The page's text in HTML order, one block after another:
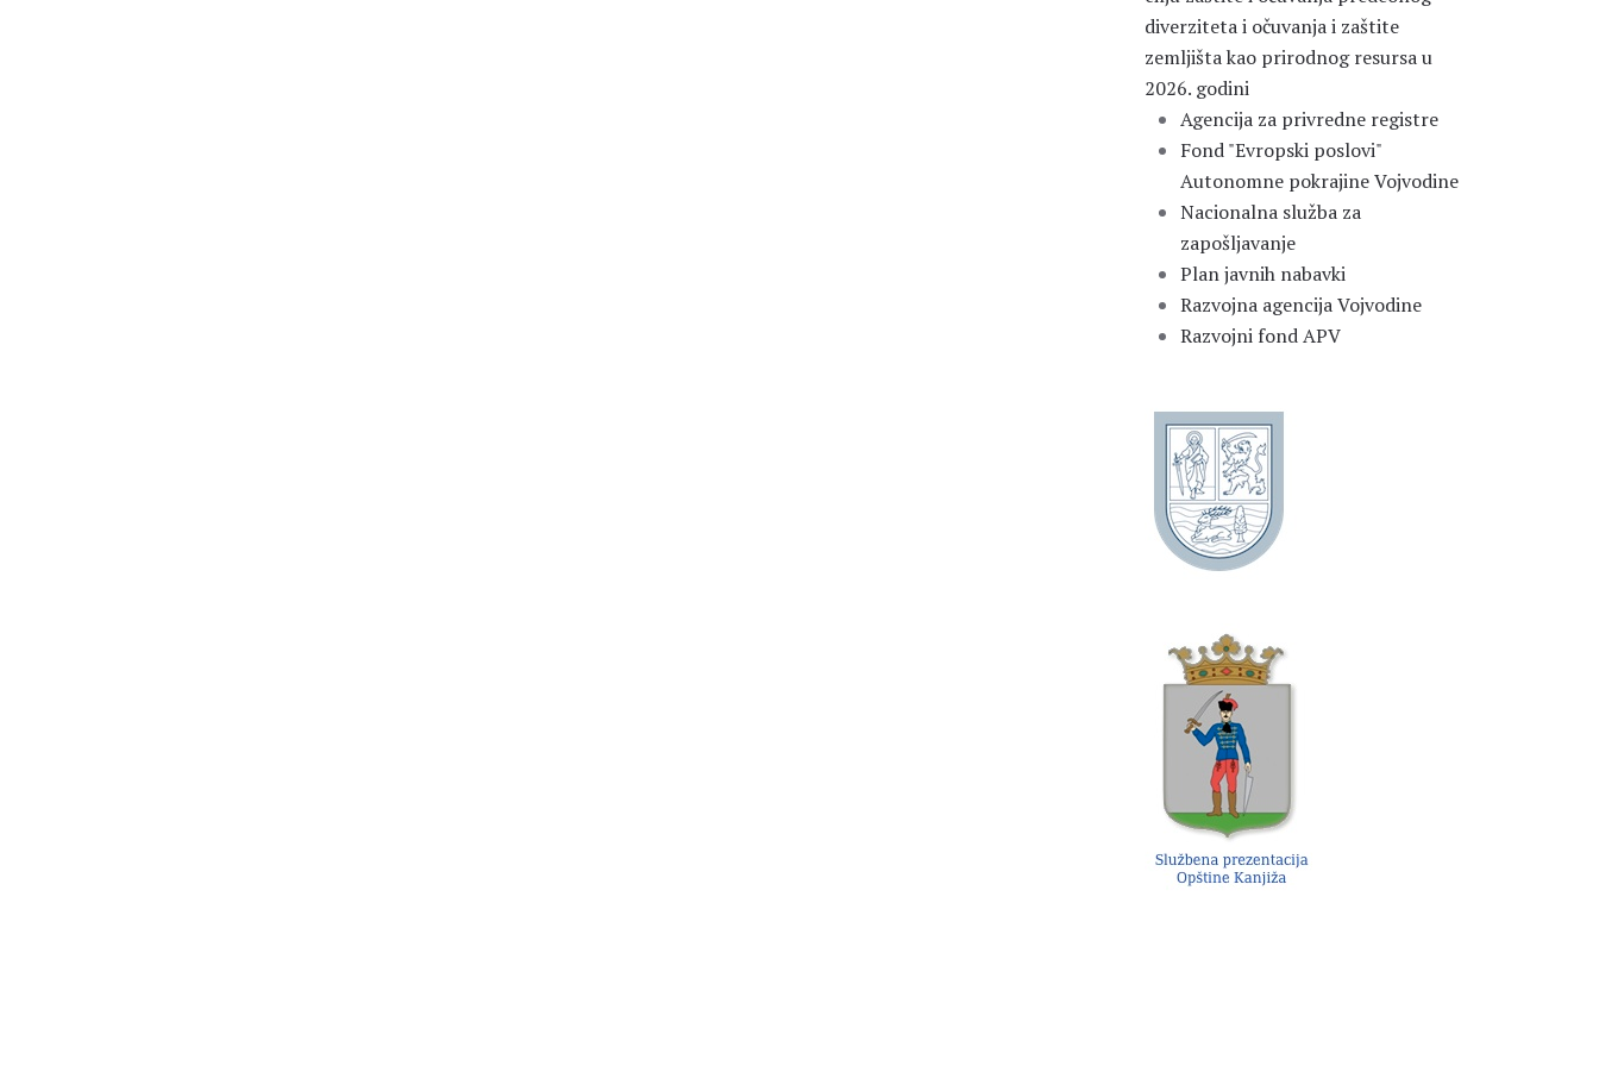
diverziteta i očuvanja i zaštite
zemljišta kao prirodnog resursa u
2026. godini
Agencija za privredne registre
Fond "Evropski poslovi"
Autonomne pokrajine Vojvodine
Nacionalna služba za
zapošljavanje
Plan javnih nabavki
Razvojna agencija Vojvodine
Razvojni fond APV